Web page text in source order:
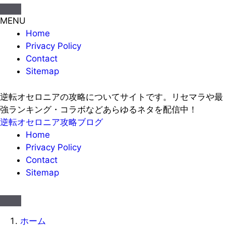
MENU
Home
Privacy Policy
Contact
Sitemap
逆転オセロニアの攻略についてサイトです。リセマラや最
強ランキング・コラボなどあらゆるネタを配信中！
逆転オセロニア攻略ブログ
Home
Privacy Policy
Contact
Sitemap
ホーム